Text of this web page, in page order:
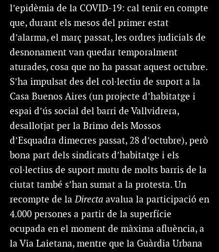
l’epidèmia de la COVID-19: cal tenir en compte
que, durant els mesos del primer estat
d’alarma, el març passat, les ordres judicials de
desnonament van quedar temporalment
aturades, cosa que no ha passat aquest octubre.
S’ha impulsat des del col·lectiu de suport a la
Casa Buenos Aires (un projecte d’habitatge i
espai d’ús social del barri de Vallvidrera,
desallotjat per la Brimo dels Mossos
d’Esquadra dimecres passat, 28 d’octubre), però
bona part dels sindicats d’habitatge i els
col·lectius de suport mutu de molts barris de la
ciutat també s’han sumat a la protesta. Un
recompte de laDirecta avalua la participació en
4.000 persones a partir de la superfície
ocupada en el moment de màxima afluència, a
la Via Laietana, mentre que la Guàrdia Urbana